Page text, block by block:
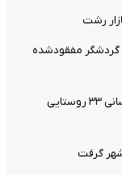
رشت
پایان عملیات جست‌وجو در جنگل‌های نوشهر؛ ۵ گردشگر مفقودشده
اختصاص۳۰ میلیارد تومان برای نجات پروژه آبرسانی ۳۳ روستایی